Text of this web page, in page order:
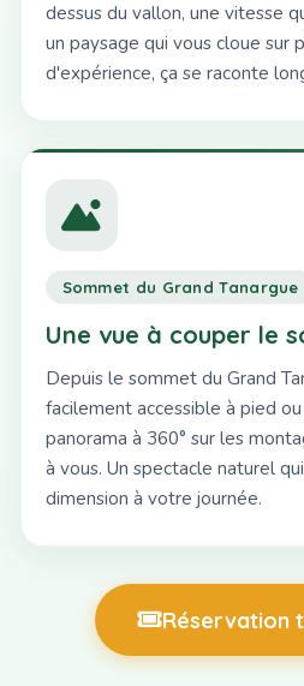
dessus du vallon, une vitesse
un paysage qui vous cloue sur
d'expérience, ça se raconte
Sommet du Grand Tanargue
Une vue à couper le
Depuis le sommet du Grand
facilement accessible à pied
panorama à 360° sur les
à vous. Un spectacle naturel
dimension à votre journée.
Réservation